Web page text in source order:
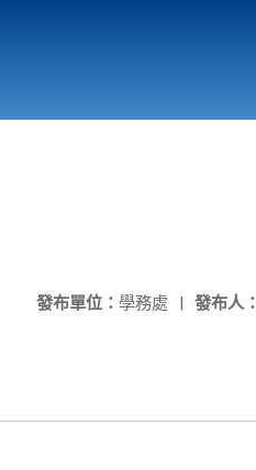
發布人：
發布單位： 學務處 |